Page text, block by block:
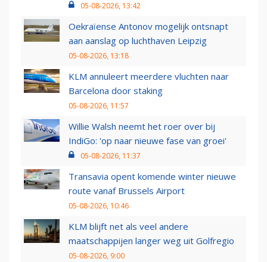
05-08-2026, 13:42
Oekraïense Antonov mogelijk ontsnapt
aan aanslag op luchthaven Leipzig
05-08-2026, 13:18
KLM annuleert meerdere vluchten naar
Barcelona door staking
05-08-2026, 11:57
Willie Walsh neemt het roer over bij
IndiGo: 'op naar nieuwe fase van groei'
05-08-2026, 11:37
Transavia opent komende winter nieuwe
route vanaf Brussels Airport
05-08-2026, 10:46
KLM blijft net als veel andere
maatschappijen langer weg uit Golfregio
05-08-2026, 9:00